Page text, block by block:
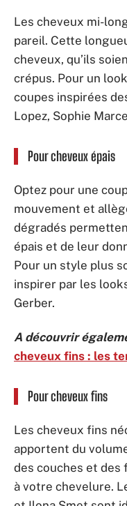
Les cheveux mi-
pareil. Cette
cheveux, qu’ils
crépus. Pour un
coupes inspirées
Lopez, Sophie
Pour cheveux épais
Optez pour une
mouvement et
dégradés
épais et de leur
Pour un style plus
inspirer par les
Gerber.
A découvrir
cheveux fins : les
Pour cheveux fins
Les cheveux fins
apportent du
des couches et des
à votre chevelure.